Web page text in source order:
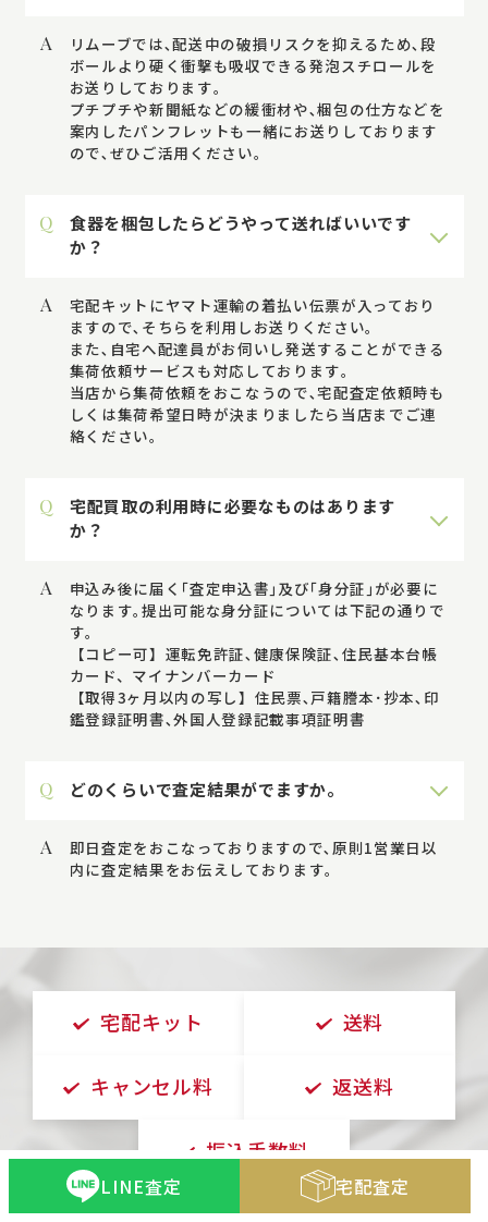
A
リムーブでは､配送中の破損リスクを抑えるため､段
ボールより硬く衝撃も吸収できる発泡スチロールを
お送りしております｡
プチプチや新聞紙などの緩衝材や､梱包の仕方などを
案内したパンフレットも一緒にお送りしております
ので､ぜひご活用ください。
Q
食器を梱包したらどうやって送ればいいです
か？
A
宅配キットにヤマト運輸の着払い伝票が入っており
ますので､そちらを利用しお送りください｡
また､自宅へ配達員がお伺いし発送することができる
集荷依頼サービスも対応しております｡
当店から集荷依頼をおこなうので､宅配査定依頼時も
しくは集荷希望日時が決まりましたら当店までご連
絡ください｡
Q
宅配買取の利用時に必要なものはあります
か？
A
申込み後に届く｢査定申込書｣及び｢身分証｣が必要に
なります｡提出可能な身分証については下記の通りで
す｡
【コピー可】運転免許証､健康保険証､住民基本台帳
カード、マイナンバーカード
【取得3ヶ月以内の写し】住民票､戸籍謄本･抄本､印
鑑登録証明書､外国人登録記載事項証明書
Q どのくらいで査定結果がでますか。
A
即日査定をおこなっておりますので､原則1営業日以
内に査定結果をお伝えしております｡
宅配キット 送料
キャンセル料 返送料
振込手数料
LINE査定 宅配査定